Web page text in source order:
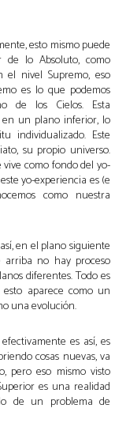
esto mismo puede
de lo Absoluto, como
el nivel Supremo, eso
es lo que podemos
de los Cielos. Esta
en un plano inferior, lo
individualizado. Este
su propio universo.
como fondo del yo-
yo-experiencia es (e
como nuestra
en el plano siguiente
no hay proceso
diferentes. Todo es
aparece como un
una evolución.
es así, es
cosas nuevas, va
pero eso mismo visto
es una realidad
de un problema de